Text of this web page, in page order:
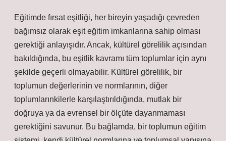
Eğitimde fırsat eşitliği, her bireyin yaşadığı çevreden
bağımsız olarak eşit eğitim imkanlarına sahip olması
gerektiği anlayışıdır. Ancak, kültürel görelilik açısından
bakıldığında, bu eşitlik kavramı tüm toplumlar için aynı
şekilde geçerli olmayabilir. Kültürel görelilik, bir
toplumun değerlerinin ve normlarının, diğer
toplumlarınkilerle karşılaştırıldığında, mutlak bir
doğruya ya da evrensel bir ölçüte dayanmaması
gerektiğini savunur. Bu bağlamda, bir toplumun eğitim